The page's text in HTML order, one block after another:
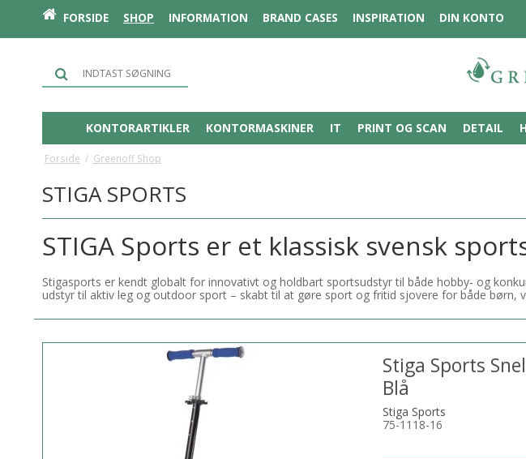
FORSIDE SHOP INFORMATION BRAND CASES INSPIRATION DIN KONTO
KONTORARTIKLER KONTORMASKINER IT PRINT OG SCAN DETAIL
Forside / Greenoff Shop
STIGA SPORTS
STIGA Sports er et klassisk svensk
Stigasports er kendt globalt for innovativt og holdbart sportsudstyr til både hobby‑ og
udstyr til aktiv leg og outdoor sport – skabt til at gøre sport og fritid sjovere for både børn,
Stiga Sports
Blå
Stiga Sports
75-1118-16